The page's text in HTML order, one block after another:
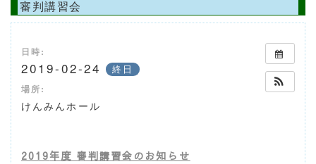
審判講習会
日時:
2019-02-24 終日
場所:
けんみんホール
2019年度 審判講習会のお知らせ